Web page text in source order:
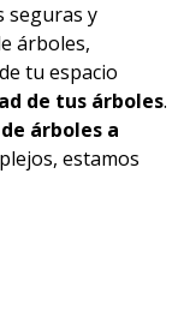
seguras y
árboles,
tu espacio
de tus árboles.
árboles a
estamos